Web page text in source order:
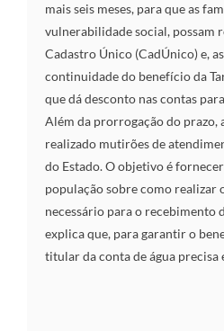
mais seis meses, para que as
vulnerabilidade social, possam
Cadastro Único (CadÚnico) e,
continuidade do benefício da
que dá desconto nas contas
Além da prorrogação do prazo,
realizado mutirões de
do Estado. O objetivo é
população sobre como realizar
necessário para o recebimento
explica que, para garantir o
titular da conta de água precisa